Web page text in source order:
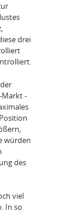
drei
Markt -
würden
des
viel
In so